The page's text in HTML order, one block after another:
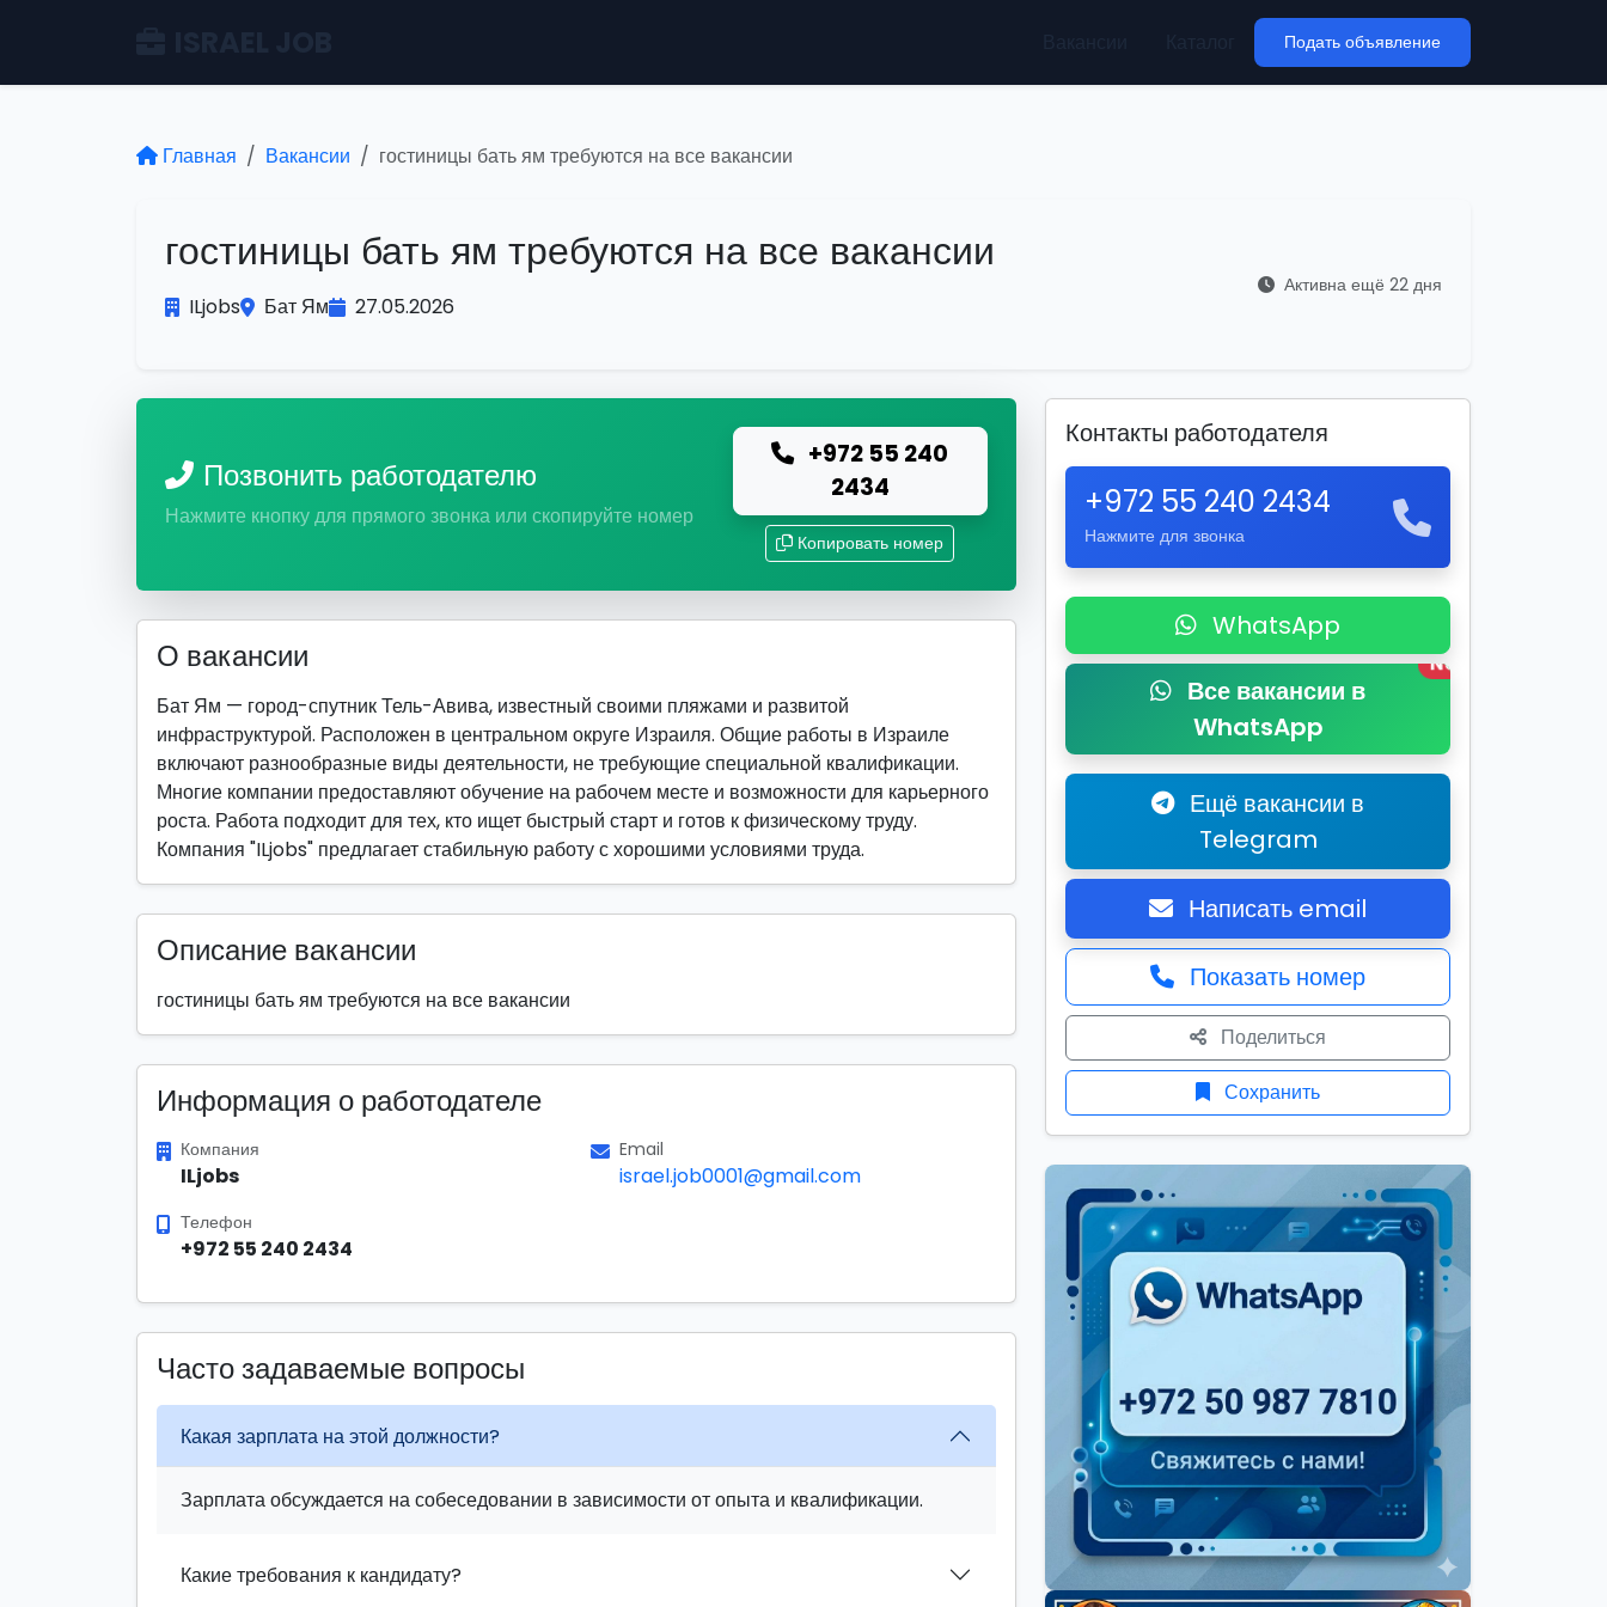
Подать объявление
Главная Вакансии гостиницы бать ям требуются на все вакансии
гостиницы бать ям требуются на все вакансии
ILjobs Бат Ям 27.05.2026
Активна ещё 22 дня
Позвонить работодателю
Нажмите кнопку для прямого звонка или скопируйте номер
+972 55 240
2434
Копировать номер
О вакансии
Бат Ям — город-спутник Тель-Авива, известный своими пляжами и развитой
инфраструктурой. Расположен в центральном округе Израиля. Общие работы в Израиле
включают разнообразные виды деятельности, не требующие специальной квалификации.
Многие компании предоставляют обучение на рабочем месте и возможности для карьерного
роста. Работа подходит для тех, кто ищет быстрый старт и готов к физическому труду.
Компания "ILjobs" предлагает стабильную работу с хорошими условиями труда.
Описание вакансии
гостиницы бать ям требуются на все вакансии
Информация о работодателе
Компания
ILjobs
Email
israel.job0001@gmail.com
Телефон
+972 55 240 2434
Часто задаваемые вопросы
Какая зарплата на этой должности?
Зарплата обсуждается на собеседовании в зависимости от опыта и квалификации.
Какие требования к кандидату?
Контакты работодателя
+972 55 240 2434
Нажмите для звонка
WhatsApp
Все вакансии в
WhatsApp
New
Ещё вакансии в
Telegram
Написать email
Показать номер
Поделиться
Сохранить